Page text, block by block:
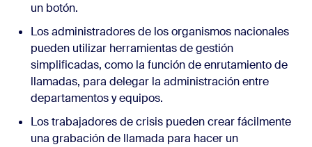
un botón.
Los administradores de los organismos nacionales
pueden utilizar herramientas de gestión
simplificadas, como la función de enrutamiento de
llamadas, para delegar la administración entre
departamentos y equipos.
Los trabajadores de crisis pueden crear fácilmente
una grabación de llamada para hacer un